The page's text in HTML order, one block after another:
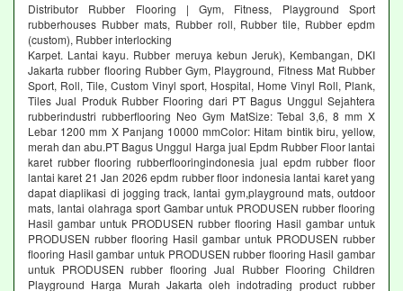
Distributor Rubber Flooring | Gym, Fitness, Playground Sport
rubberhouses Rubber mats, Rubber roll, Rubber tile, Rubber epdm
(custom), Rubber interlocking
Karpet. Lantai kayu. Rubber meruya kebun Jeruk), Kembangan, DKI
Jakarta rubber flooring Rubber Gym, Playground, Fitness Mat Rubber
Sport, Roll, Tile, Custom Vinyl sport, Hospital, Home Vinyl Roll, Plank,
Tiles Jual Produk Rubber Flooring dari PT Bagus Unggul Sejahtera
rubberindustri rubberflooring Neo Gym MatSize: Tebal 3,6, 8 mm X
Lebar 1200 mm X Panjang 10000 mmColor: Hitam bintik biru, yellow,
merah dan abu.PT Bagus Unggul Harga jual Epdm Rubber Floor lantai
karet rubber flooring rubberflooringindonesia jual epdm rubber floor
lantai karet 21 Jan 2026 epdm rubber floor indonesia lantai karet yang
dapat diaplikasi di jogging track, lantai gym,playground mats, outdoor
mats, lantai olahraga sport Gambar untuk PRODUSEN rubber flooring
Hasil gambar untuk PRODUSEN rubber flooring Hasil gambar untuk
PRODUSEN rubber flooring Hasil gambar untuk PRODUSEN rubber
flooring Hasil gambar untuk PRODUSEN rubber flooring Hasil gambar
untuk PRODUSEN rubber flooring Jual Rubber Flooring Children
Playground Harga Murah Jakarta oleh indotrading product rubber